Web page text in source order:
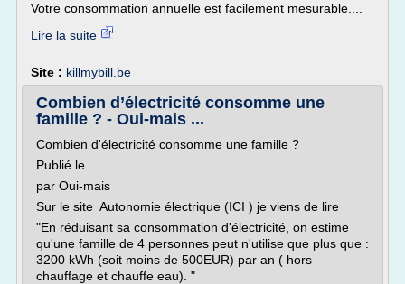
Votre consommation annuelle est facilement mesurable....
Lire la suite
Site : killmybill.be
Combien d’électricité consomme une
famille ? - Oui-mais ...
Combien d'électricité consomme une famille ?
Publié le
par Oui-mais
Sur le site Autonomie électrique (ICI ) je viens de lire
"En réduisant sa consommation d'électricité, on estime
qu'une famille de 4 personnes peut n'utilise que plus que :
3200 kWh (soit moins de 500EUR) par an ( hors
chauffage et chauffe eau). "